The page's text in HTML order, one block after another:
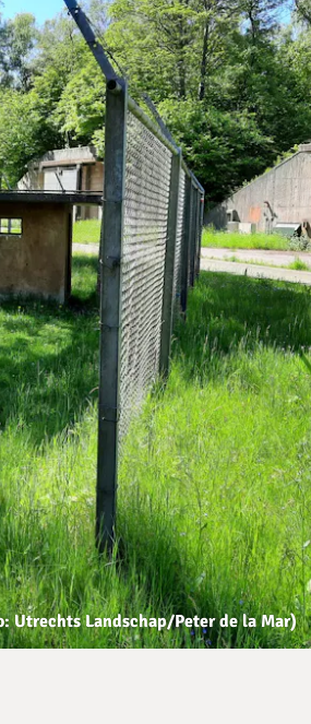
Utrechts Landschap/Peter de la Mar)